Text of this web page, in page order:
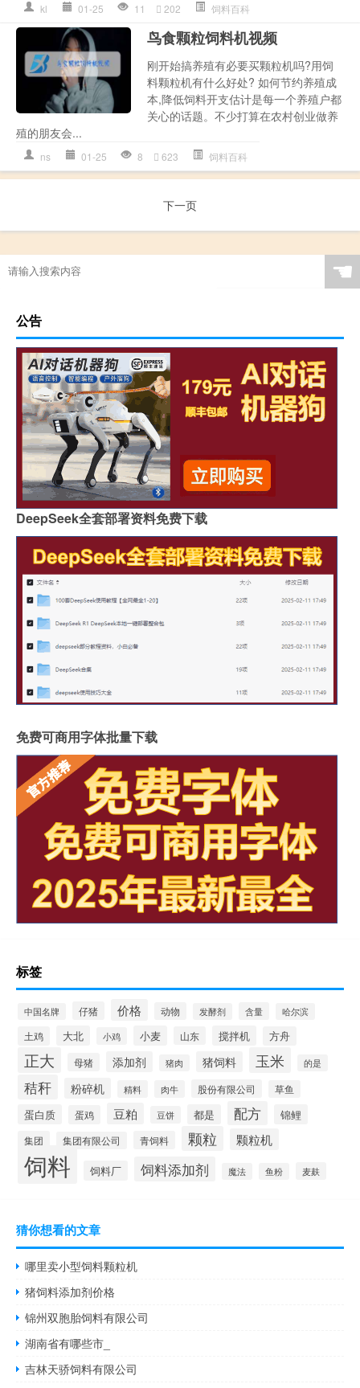
kl 01-25 11 202 饲料百科
鸟食颗粒饲料机视频
刚开始搞养殖有必要买颗粒机吗?用饲
料颗粒机有什么好处? 如何节约养殖成
本,降低饲料开支估计是每一个养殖户都
关心的话题。不少打算在农村创业做养
殖的朋友会...
ns 01-25 8 623 饲料百科
下一页
☚
公告
DeepSeek全套部署资料免费下载
免费可商用字体批量下载
标签
中国名牌 仔猪 价格 动物 发酵剂 含量 哈尔滨
土鸡 大北 小鸡 小麦 山东 搅拌机 方舟
正大 母猪 添加剂 猪肉 猪饲料 玉米 的是
秸秆 粉碎机 精料 肉牛 股份有限公司 草鱼
蛋白质 蛋鸡 豆粕 豆饼 都是 配方 锦鲤
集团 集团有限公司 青饲料 颗粒 颗粒机
饲料 饲料厂 饲料添加剂 魔法 鱼粉 麦麸
猜你想看的文章
哪里卖小型饲料颗粒机
猪饲料添加剂价格
锦州双胞胎饲料有限公司
湖南省有哪些市_
吉林天骄饲料有限公司